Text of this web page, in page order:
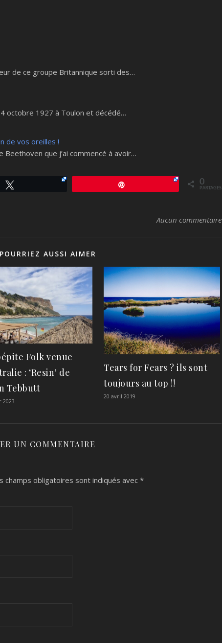
de ce groupe Britannique sorti des…
octobre 1927 à Toulon et décédé…
de vos oreilles !
Beethoven que j’ai commencé à avoir…
0
PARTAGES
Aucun commentaire
AUSSI AIMER
Folk venue
: ‘Resin’ de
Tebbutt
2023
Tears for Fears ? ils sont
toujours au top !!
20 avril 2019
UN COMMENTAIRE
champs obligatoires sont indiqués avec *